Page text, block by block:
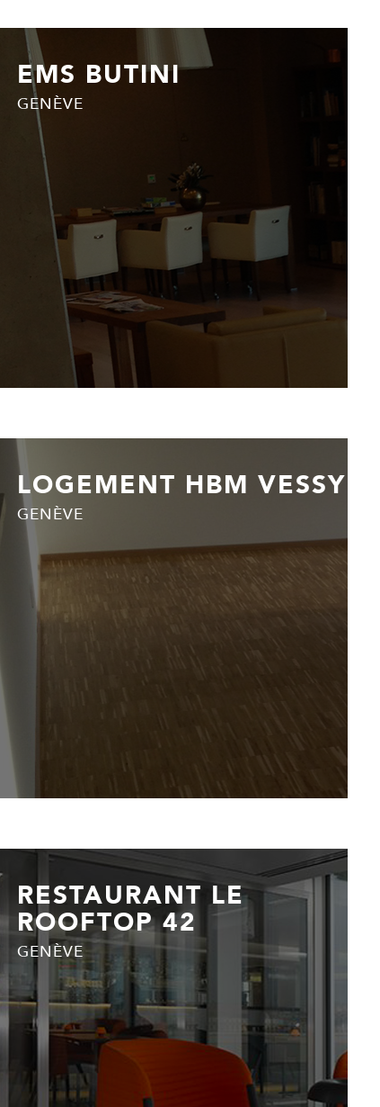
EMS BUTINI
GENÈVE
LOGEMENT HBM VESSY
GENÈVE
RESTAURANT LE
ROOFTOP 42
GENÈVE